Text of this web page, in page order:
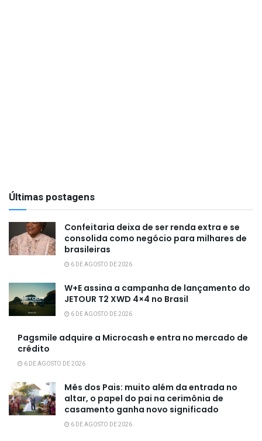
Últimas postagens
Confeitaria deixa de ser renda extra e se
consolida como negócio para milhares de
brasileiras
6 DE AGOSTO DE 2026
W+E assina a campanha de lançamento do
JETOUR T2 XWD 4×4 no Brasil
6 DE AGOSTO DE 2026
Pagsmile adquire a Microcash e entra no mercado de
crédito
6 DE AGOSTO DE 2026
Mês dos Pais: muito além da entrada no
altar, o papel do pai na cerimônia de
casamento ganha novo significado
6 DE AGOSTO DE 2026